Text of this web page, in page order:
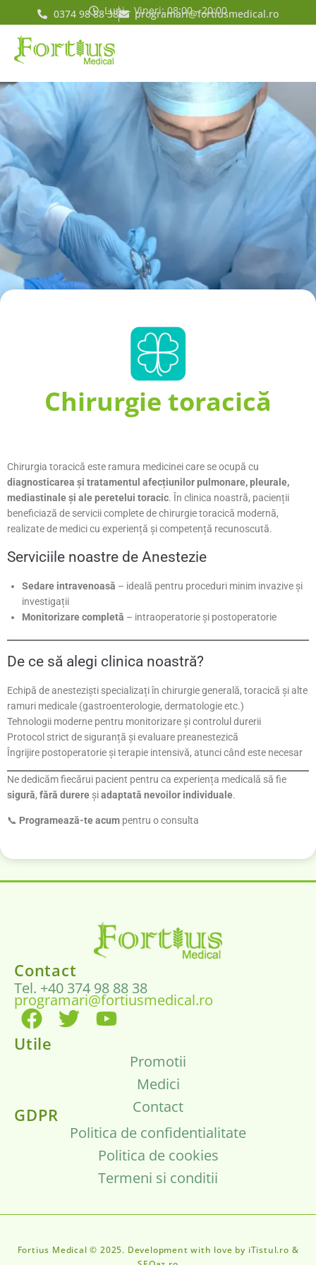
Luni - Vineri: 08:00 - 20:00
0374 98 88 38 programari@fortiusmedical.ro
Chirurgie toracică
Chirurgia toracică este ramura medicinei care se ocupă cu
diagnosticarea și tratamentul afecțiunilor pulmonare, pleurale,
mediastinale și ale peretelui toracic. În clinica noastră, pacienții
beneficiază de servicii complete de chirurgie toracică modernă,
realizate de medici cu experiență și competență recunoscută.
Serviciile noastre de Anestezie
Sedare intravenoasă – ideală pentru proceduri minim invazive și
investigații
Monitorizare completă – intraoperatorie și postoperatorie
De ce să alegi clinica noastră?
Echipă de anesteziști specializați în chirurgie generală, toracică și alte
ramuri medicale (gastroenterologie, dermatologie etc.)
Tehnologii moderne pentru monitorizare și controlul durerii
Protocol strict de siguranță și evaluare preanestezică
Îngrijire postoperatorie și terapie intensivă, atunci când este necesar
Ne dedicăm fiecărui pacient pentru ca experiența medicală să fie
sigură, fără durere șiadaptată nevoilor individuale.
📞 Programează-te acum pentru o consulta
Contact
Tel. +40 374 98 88 38
programari@fortiusmedical.ro
Utile
Promotii
Medici
Contact
GDPR
Politica de confidentialitate
Politica de cookies
Termeni si conditii
Fortius Medical © 2025. Development with love by iTistul.ro &